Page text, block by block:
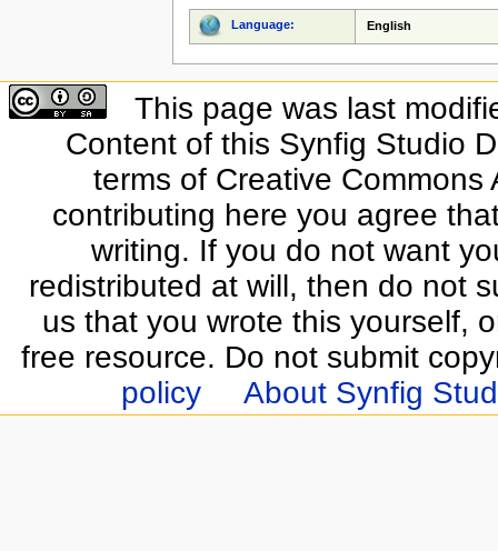
Language: English
This page was last
Content of this Synfig Studio
terms of Creative
contributing here you agree
writing. If you do not want
redistributed at will, then do not
us that you wrote this yourself,
free resource. Do not submit
policy
About Synfig